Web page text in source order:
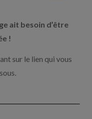
ait besoin d’être
!
sur le lien qui vous